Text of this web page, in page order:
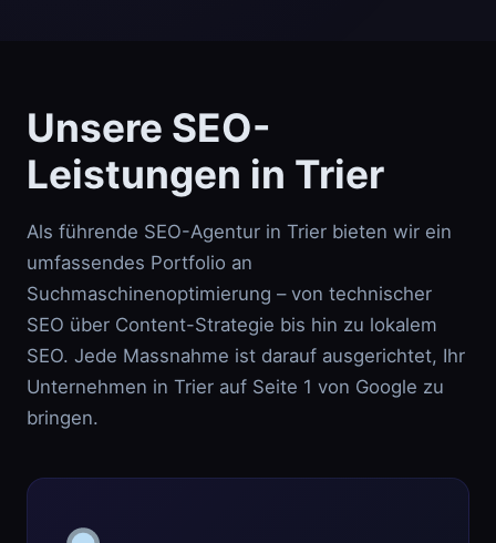
Unsere SEO-
Leistungen in Trier
Als führende SEO-Agentur in Trier bieten wir ein
umfassendes Portfolio an
Suchmaschinenoptimierung – von technischer
SEO über Content-Strategie bis hin zu lokalem
SEO. Jede Massnahme ist darauf ausgerichtet, Ihr
Unternehmen in Trier auf Seite 1 von Google zu
bringen.